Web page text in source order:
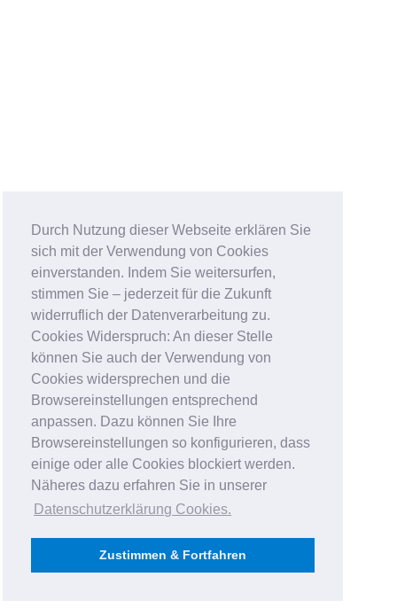
Durch Nutzung dieser Webseite erklären Sie
sich mit der Verwendung von Cookies
einverstanden. Indem Sie weitersurfen,
stimmen Sie – jederzeit für die Zukunft
widerruflich der Datenverarbeitung zu.
Cookies Widerspruch: An dieser Stelle
können Sie auch der Verwendung von
Cookies widersprechen und die
Browsereinstellungen entsprechend
anpassen. Dazu können Sie Ihre
Browsereinstellungen so konfigurieren, dass
einige oder alle Cookies blockiert werden.
Näheres dazu erfahren Sie in unserer
Datenschutzerklärung Cookies.
Zustimmen & Fortfahren